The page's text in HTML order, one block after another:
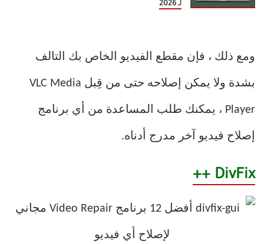
لـ 2026
ومع ذلك ، فإن مقطع الفيديو الخاص بك التالف
بشدة ولا يمكن إصلاحه حتى من قِبل VLC Media
Player ، يمكنك طلب المساعدة من أي برنامج
إصلاح فيديو آخر مدرج أدناه.
DivFix ++